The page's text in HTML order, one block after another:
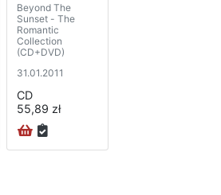
Beyond The
Sunset - The
Romantic
Collection
(CD+DVD)
31.01.2011
CD
55,89 zł